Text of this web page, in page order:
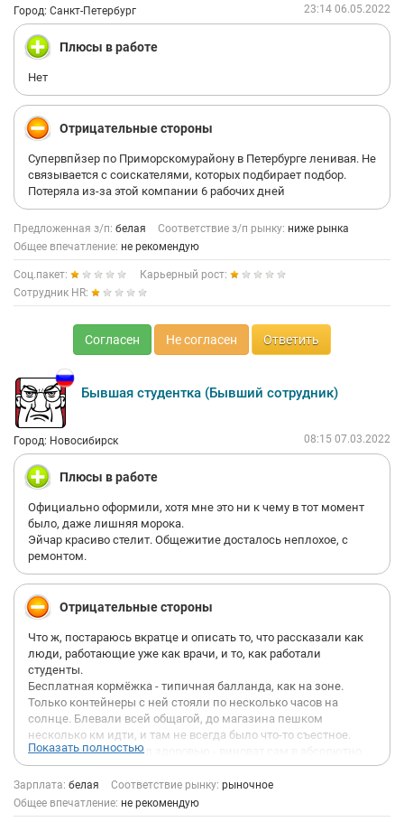
Город: Санкт-Петербург 23:14 06.05.2022
Плюсы в работе
Нет
Отрицательные стороны
Супервпйзер по Приморскомурайону в Петербурге ленивая. Не
связывается с соискателями, которых подбирает подбор.
Потеряла из-за этой компании 6 рабочих дней
Предложенная з/п: белая Соответствие з/п рынку: ниже рынка
Общее впечатление: не рекомендую
Соц.пакет:
Карьерный рост:
Сотрудник HR:
Согласен Не согласен Ответить
Бывшая студентка (Бывший сотрудник)
Город: Новосибирск 08:15 07.03.2022
Плюсы в работе
Официально оформили, хотя мне это ни к чему в тот момент
было, даже лишняя морока.
Эйчар красиво стелит. Общежитие досталось неплохое, с
ремонтом.
Отрицательные стороны
Что ж, постараюсь вкратце и описать то, что рассказали как
люди, работающие уже как врачи, и то, как работали
студенты.
Бесплатная кормёжка - типичная балланда, как на зоне.
Только контейнеры с ней стояли по несколько часов на
солнце. Блевали всей общагой, до магазина пешком
несколько км идти, и там не всегда было что-то съестное.
Когда получаешь вред здоровью - виноват сам в абсолютно
любых случаях. Немолодому врачу коровка выбила зуб, как-то
помогать фирма отказалась, да и он боялся заикнуться. До
этого ещё прецедент такой же - девушка выбила
компенсацию за сломанный зуб, но ее внесли в черные
Показать полностью
Зарплата: белая Соответствие рынку: рыночное
Общее впечатление: не рекомендую